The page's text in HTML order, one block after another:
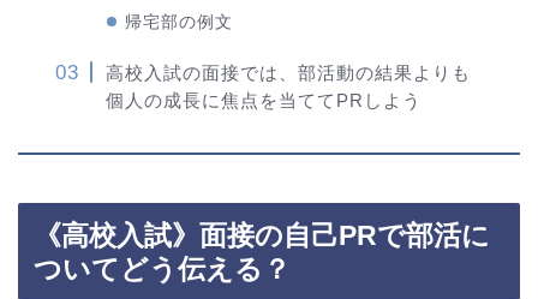
帰宅部の例文
高校入試の面接では、部活動の結果よりも
個人の成長に焦点を当ててPRしよう
《高校入試》面接の自己PRで部活に
ついてどう伝える？